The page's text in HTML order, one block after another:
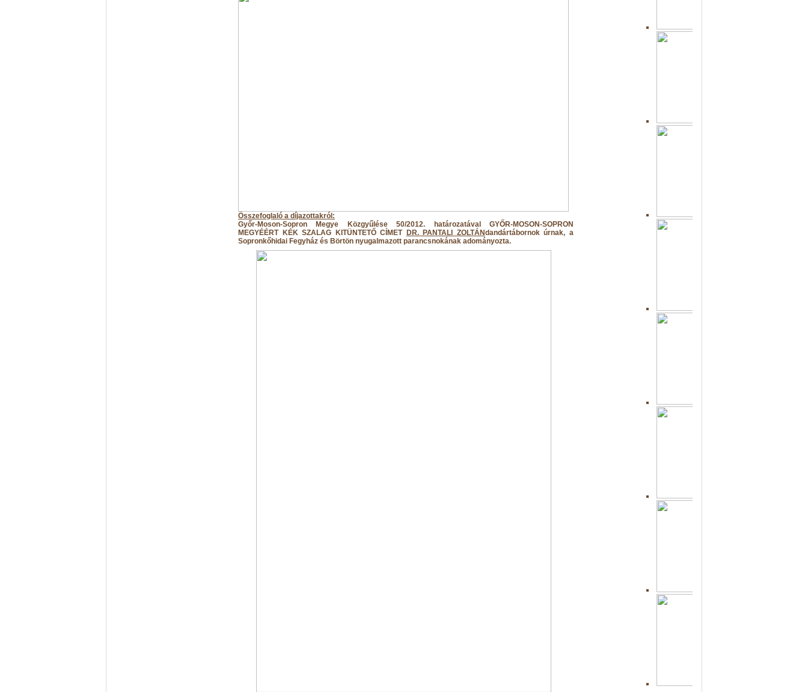
Összefoglaló a díjazottakról:
Győr-Moson-Sopron Megye Közgyűlése 50/2012. határozatával GYŐR-MOSON-SOPRON
MEGYÉÉRT KÉK SZALAG KITÜNTETŐ CÍMET
DR. PANTALI ZOLTÁNdandártábornok úrnak, a
Sopronkőhidai Fegyház és Börtön nyugalmazott parancsnokának adományozta.